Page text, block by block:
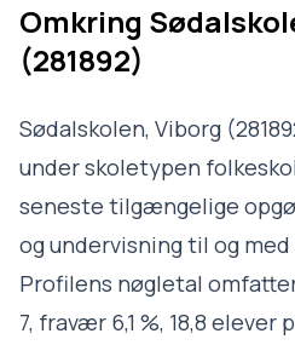
Omkring
(281892)
Sødalskolen, Viborg
under skoletypen
seneste tilgængelige
og undervisning til og
Profilens nøgletal
7, fravær 6,1 %, 18,8 elever